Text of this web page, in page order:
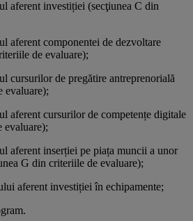
aferent investiției (secţiunea C din
aferent componentei de dezvoltare
de evaluare);
cursurilor de pregătire antreprenorială
evaluare);
aferent cursurilor de competențe digitale
evaluare);
aferent inserției pe piața muncii a unor
G din criteriile de evaluare);
aferent investiției în echipamente;